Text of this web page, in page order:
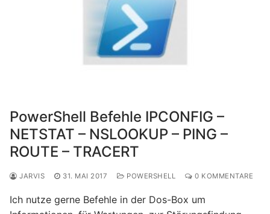
PowerShell Befehle IPCONFIG –
NETSTAT – NSLOOKUP – PING –
ROUTE – TRACERT
JARVIS 31. MAI 2017 POWERSHELL 0 KOMMENTARE
Ich nutze gerne Befehle in der Dos-Box um